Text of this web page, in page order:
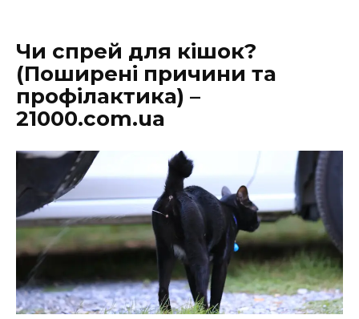
Чи спрей для кішок?
(Поширені причини та
профілактика) –
21000.com.ua